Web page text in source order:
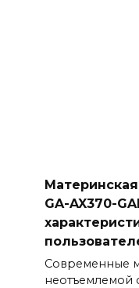
Материнская
GA-AX370-
Современные
неотъемлемой